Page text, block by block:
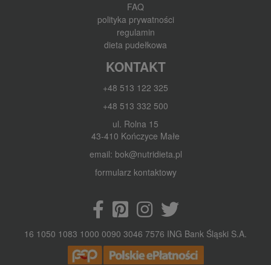
FAQ
polityka prywatności
regulamin
dieta pudełkowa
KONTAKT
+48 513 122 325
+48 513 332 500
ul. Rolna 15
43-410 Kończyce Małe
email: bok@nutridieta.pl
formularz kontaktowy
16 1050 1083 1000 0090 3046 7576 ING Bank Śląski S.A.